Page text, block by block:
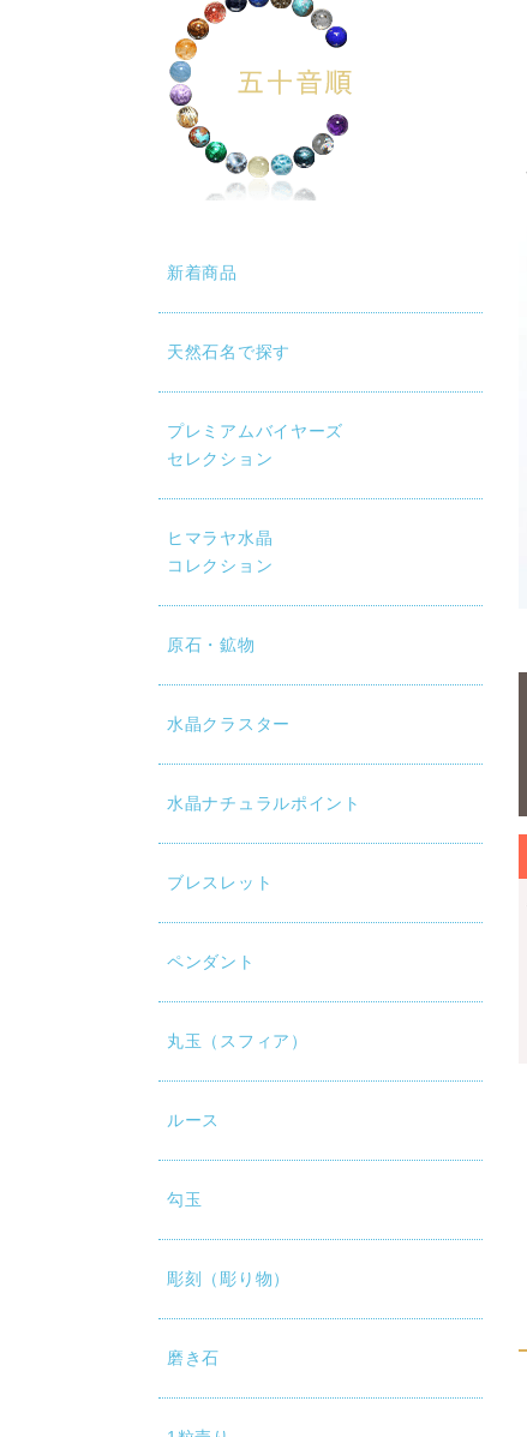
新着商品
天然石名で探す
プレミアムバイヤーズ
セレクション
ヒマラヤ水晶
コレクション
原石・鉱物
水晶クラスター
水晶ナチュラルポイント
ブレスレット
ペンダント
丸玉（スフィア）
ルース
勾玉
彫刻（彫り物）
磨き石